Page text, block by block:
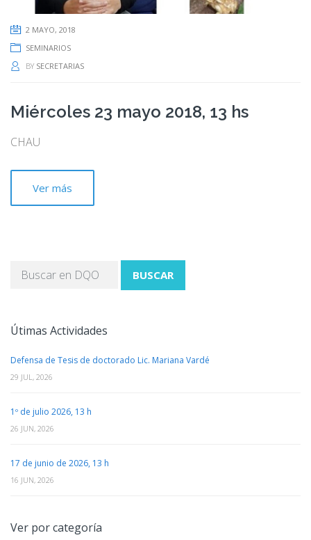
2 MAYO, 2018
SEMINARIOS
BY SECRETARIAS
Miércoles 23 mayo 2018, 13 hs
CHAU
Ver más
BUSCAR
Útimas Actividades
Defensa de Tesis de doctorado Lic. Mariana Vardé
29 JUL, 2026
1º de julio 2026, 13 h
26 JUN, 2026
17 de junio de 2026, 13 h
16 JUN, 2026
Ver por categoría